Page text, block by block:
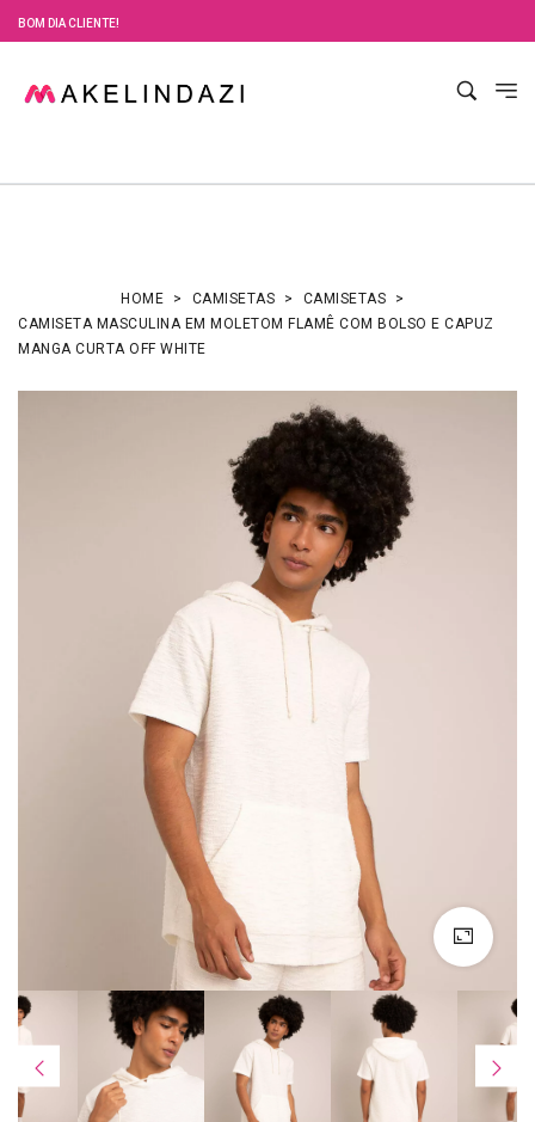
BOM DIA CLIENTE!
HOME CAMISETAS
CAMISETAS
CAMISETA MASCULINA EM MOLETOM FLAMÊ COM BOLSO E CAPUZ
MANGA CURTA OFF WHITE